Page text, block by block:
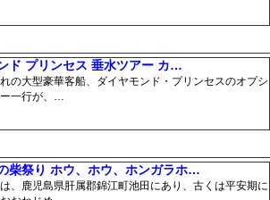
ド プリンセス 垂水ツアー カ…
の大型豪華客船、ダイヤモンド・プリンセスのオプシ
ー一行が、…
柴祭り ホウ、ホウ、ホンガラホ…
、鹿児島県肝属郡錦江町池田にあり、古くは平安期に